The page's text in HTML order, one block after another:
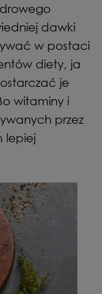
dawki
w postaci
diety, ja
je
witaminy i
przez
lepiej